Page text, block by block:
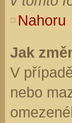
Nahoru
Jak
V
nebo